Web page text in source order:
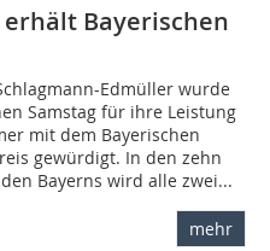
Bayerischen
Edmüller wurde
Samstag für ihre Leistung
mit dem Bayerischen
gewürdigt. In den zehn
Bayerns wird alle zwei...
mehr